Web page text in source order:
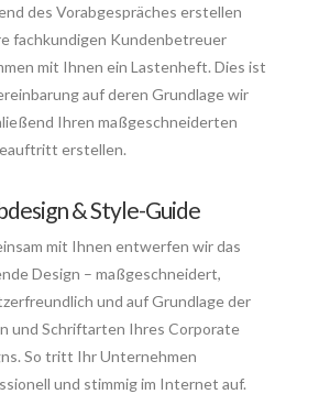
des Vorabgespräches erstellen
fachkundigen Kundenbetreuer
mit Ihnen ein Lastenheft. Dies ist
auf deren Grundlage wir
Ihren maßgeschneiderten
erstellen.
& Style-Guide
mit Ihnen entwerfen wir das
Design – maßgeschneidert,
und auf Grundlage der
und Schriftarten Ihres Corporate
So tritt Ihr Unternehmen
und stimmig im Internet auf.